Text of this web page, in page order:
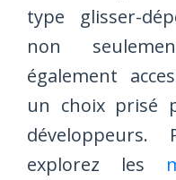
type glisser-
non
également
un choix prisé
développeurs.
explorez les